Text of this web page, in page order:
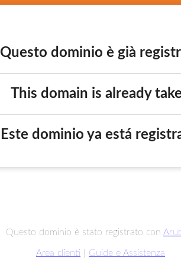
Questo dominio è già
This domain is already
Este dominio ya está
Questo dominio è stato registrato con
Area clienti Guide e Assistenza